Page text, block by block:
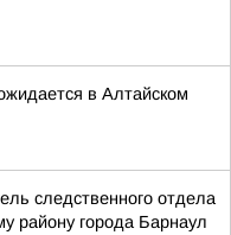
в Алтайском
следственного отдела
району города Барнаул